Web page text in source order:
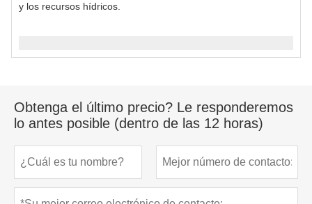
y los recursos hídricos.
Obtenga el último precio? Le responderemos
lo antes posible (dentro de las 12 horas)